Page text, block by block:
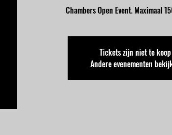
Chambers Open Event. Maximaal
Tickets zijn niet te koop
Andere evenementen